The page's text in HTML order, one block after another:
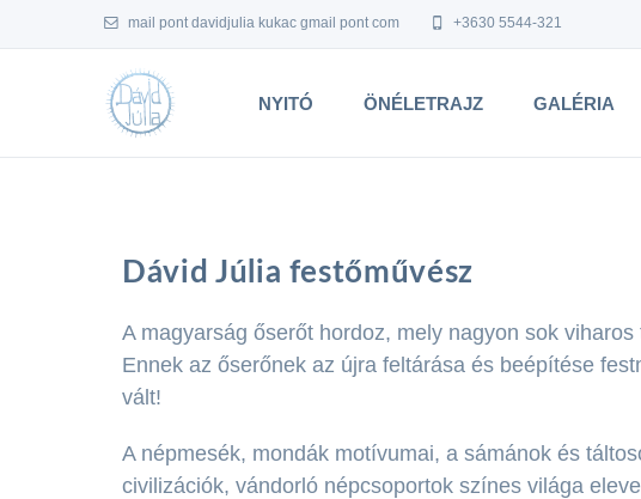
mail pont davidjulia kukac gmail pont com +3630 5544-321
NYITÓ ÖNÉLETRAJZ GALÉRIA
Dávid Júlia festőművész
A magyarság őserőt hordoz, mely nagyon sok
Ennek az őserőnek az újra feltárása és beépítése
vált!
A népmesék, mondák motívumai, a sámánok és
civilizációk, vándorló népcsoportok színes világa